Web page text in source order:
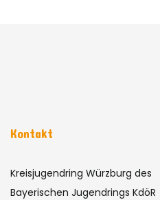
Kontakt
Kreisjugendring Würzburg des
Bayerischen Jugendrings KdöR